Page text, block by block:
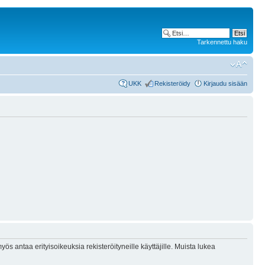
Tarkennettu haku
UKK Rekisteröidy Kirjaudu sisään
antaa erityisoikeuksia rekisteröityneille käyttäjille. Muista lukea